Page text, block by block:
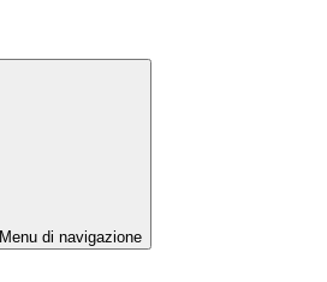
Menu di navigazione